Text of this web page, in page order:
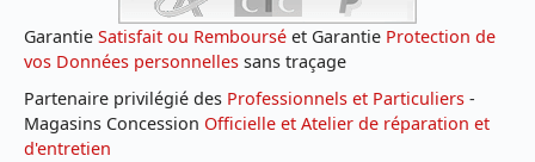
Garantie Satisfait ou Remboursé et Garantie Protection de
vos Données personnelles sans traçage
Partenaire privilégié des Professionnels et Particuliers -
Magasins Concession Officielle et Atelier de réparation et
d'entretien